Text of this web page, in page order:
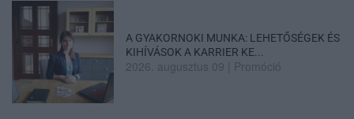
A GYAKORNOKI MUNKA: LEHETŐSÉGEK ÉS
KIHÍVÁSOK A KARRIER KE...
2026. augusztus 09 Promóció